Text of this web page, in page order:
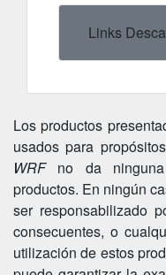
Links
Los productos
usados para
WRFno da ninguna
productos. En ningún
ser responsabilizado
consecuentes, o
utilización de estos